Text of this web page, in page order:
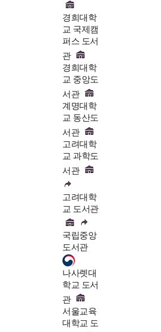
경희대학
교 국제캠
퍼스 도서
관
경희대학
교 중앙도
서관
계명대학
교 동산도
서관
고려대학
교 과학도
서관
고려대학
교 도서관
국립중앙
도서관
나사렛대
학교 도서
관
서울교육
대학교 도